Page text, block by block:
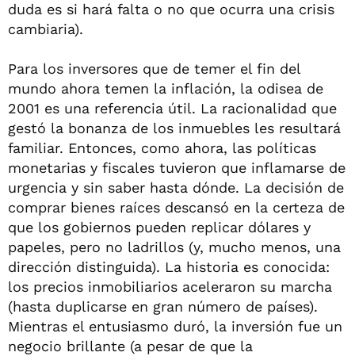
duda es si hará falta o no que ocurra una crisis
cambiaria).
Para los inversores que de temer el fin del
mundo ahora temen la inflación, la odisea de
2001 es una referencia útil. La racionalidad que
gestó la bonanza de los inmuebles les resultará
familiar. Entonces, como ahora, las políticas
monetarias y fiscales tuvieron que inflamarse de
urgencia y sin saber hasta dónde. La decisión de
comprar bienes raíces descansó en la certeza de
que los gobiernos pueden replicar dólares y
papeles, pero no ladrillos (y, mucho menos, una
dirección distinguida). La historia es conocida:
los precios inmobiliarios aceleraron su marcha
(hasta duplicarse en gran número de países).
Mientras el entusiasmo duró, la inversión fue un
negocio brillante (a pesar de que la